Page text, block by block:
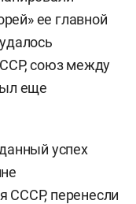
ее главной
союз между
еще
успех
СССР, перенесли